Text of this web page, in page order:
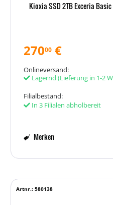
Kioxia SSD 2TB Exceria
27000 €
Onlineversand:
Lagernd (Lieferung in 1-2
Filialbestand:
In 3 Filialen abholbereit
Merken
Artnr.: 580138